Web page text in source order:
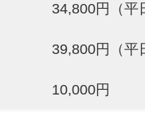
34,800円（平
39,800円（平
10,000円